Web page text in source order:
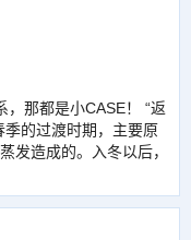
那都是小CASE！ “返
季的过渡时期，主要原
发造成的。入冬以后，